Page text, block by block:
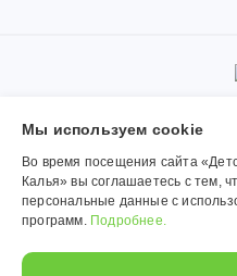
© 2019-2026,
дополнительного
Калья». Использование
Обработка
Мы используем сookie
Во время посещения сайта
Калья» вы соглашаетесь с тем,
персональные данные с
программ. Подробнее.